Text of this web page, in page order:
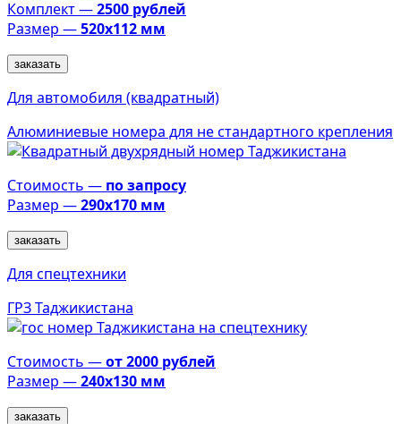
Комплект —2500 рублей
Размер —520х112 мм
заказать
Для автомобиля (квадратный)
Алюминиевые номера для не стандартного крепления
Стоимость — по запросу
Размер —290х170 мм
заказать
Для спецтехники
ГРЗ Таджикистана
Стоимость —от 2000 рублей
Размер —240х130 мм
заказать